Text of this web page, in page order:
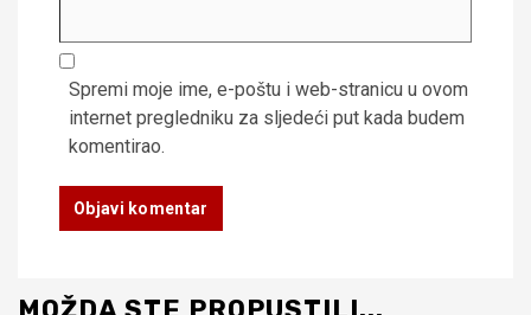
Spremi moje ime, e-poštu i web-stranicu u ovom
internet pregledniku za sljedeći put kada budem
komentirao.